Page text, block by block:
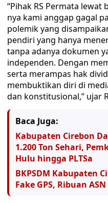
“Pihak RS Permata
nya kami anggap gagal
polemik yang
pendiri yang hanya
tanpa adanya dokumen
independen. Dengan
serta merampas hak
membuktikan diri di
dan konstitusional,” ujar
Baca Juga:
Kabupaten Cirebon
1.200 Ton Sehari,
Hulu hingga PLTSa
BKPSDM Kabupaten
Fake GPS, Ribuan